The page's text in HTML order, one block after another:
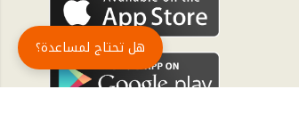
هل تحتاج لمساعدة؟